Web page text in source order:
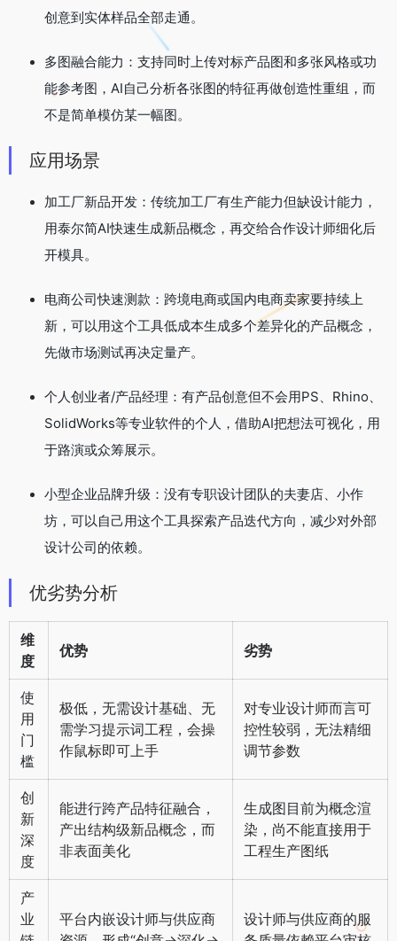
创意到实体样品全部走通。
多图融合能力：支持同时上传对标产品图和多张风格或功
能参考图，AI自己分析各张图的特征再做创造性重组，而
不是简单模仿某一幅图。
应用场景
加工厂新品开发：传统加工厂有生产能力但缺设计能力，
用泰尔简AI快速生成新品概念，再交给合作设计师细化后
开模具。
电商公司快速测款：跨境电商或国内电商卖家要持续上
新，可以用这个工具低成本生成多个差异化的产品概念，
先做市场测试再决定量产。
个人创业者/产品经理：有产品创意但不会用PS、Rhino、
SolidWorks等专业软件的个人，借助AI把想法可视化，用
于路演或众筹展示。
小型企业品牌升级：没有专职设计团队的夫妻店、小作
坊，可以自己用这个工具探索产品迭代方向，减少对外部
设计公司的依赖。
优劣势分析
维
度
优势 劣势
使
用
门
槛
极低，无需设计基础、无
需学习提示词工程，会操
作鼠标即可上手
对专业设计师而言可
控性较弱，无法精细
调节参数
创
新
深
度
能进行跨产品特征融合，
产出结构级新品概念，而
非表面美化
生成图目前为概念渲
染，尚不能直接用于
工程生产图纸
产
业
平台内嵌设计师与供应商
设计师与供应商的服